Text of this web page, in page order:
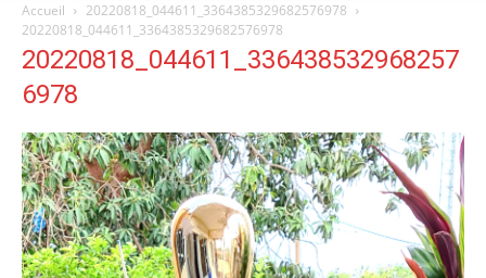
Accueil
20220818_044611_3364385329682576978
20220818_044611_3364385329682576978
20220818_044611_336438532968257
6978